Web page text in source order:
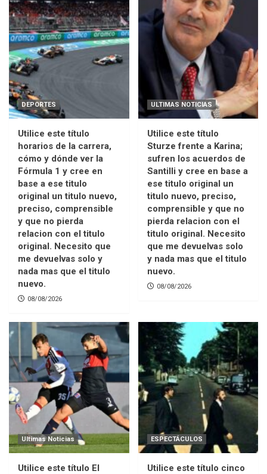
DEPORTES
Utilice este título
horarios de la carrera,
cómo y dónde ver la
Fórmula 1 y cree en
base a ese titulo
original un titulo nuevo,
preciso, comprensible
y que no pierda
relacion con el titulo
original. Necesito que
me devuelvas solo y
nada mas que el titulo
nuevo.
08/08/2026
ULTIMAS NOTICIAS
Utilice este título
Sturze frente a Karina;
sufren los acuerdos de
Santilli y cree en base a
ese titulo original un
titulo nuevo, preciso,
comprensible y que no
pierda relacion con el
titulo original. Necesito
que me devuelvas solo
y nada mas que el titulo
nuevo.
08/08/2026
Ultimas Noticias
Utilice este título El
ESPECTÁCULOS
Utilice este título cinco